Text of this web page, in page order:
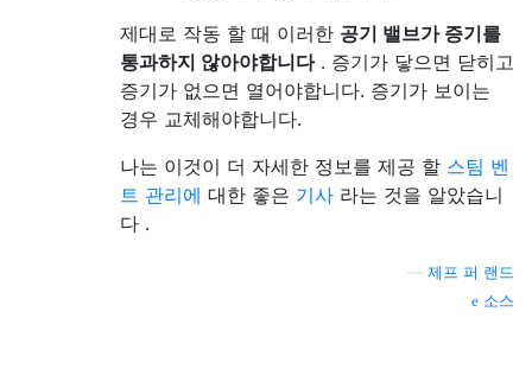
제대로 작동 할 때 이러한 공기 밸브가 증기를
통과하지 않아야합니다. 증기가 닿으면 닫히고
증기가 없으면 열어야합니다. 증기가 보이는
경우 교체해야합니다.
나는 이것이 더 자세한 정보를 제공 할 스팀 벤
트 관리에 대한 좋은 기사 라는 것을 알았습니
다 .
제프 퍼 랜드
소스